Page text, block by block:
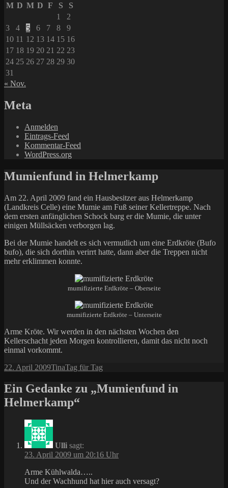
M D M D F S
S
1
2
3
4 5 6 7 8
9
10 11 12 13 14 15 16
17 18 19 20 21 22 23
24 25 26 27 28 29 30
31
« Nov.
Meta
Anmelden
Eintrags-Feed
Kommentar-Feed
WordPress.org
Mumienfund in Helmerkamp
Am 22. April 2009 fand ein Hausbesitzer aus Helmerkamp
(Landkreis Celle) eine Mumie am Fuß seiner Kellertreppe. Nach
dem ersten anfänglichen Schock barg er die Mumie, die unter
einigen Müllsäcken verborgen lag.
Bei der Mumie handelt es sich vermutlich um eine Erdkröte (Bufo
bufo), die sich dorthin verirrt hatte, dann aber die Treppen nicht
mehr erklimmen konnte.
mumifizierte Erdkröte – Oberseite
mumifizierte Erdkröte – Unterseite
Arme Kröte. Wir werden in den nächsten Wochen den
Kellerschacht jeden Morgen kontrollieren, damit das nicht noch
einmal vorkommt.
Veröffentlicht
22. April 2009Autor
TinaKategorien
Tag für Tag
Ein Gedanke zu „Mumienfund in
Helmerkamp“
Ulli sagt:
23. April 2009 um 20:16 Uhr
Arme Kühlwalda…..
Und der Wachhund hat hier auch versagt?